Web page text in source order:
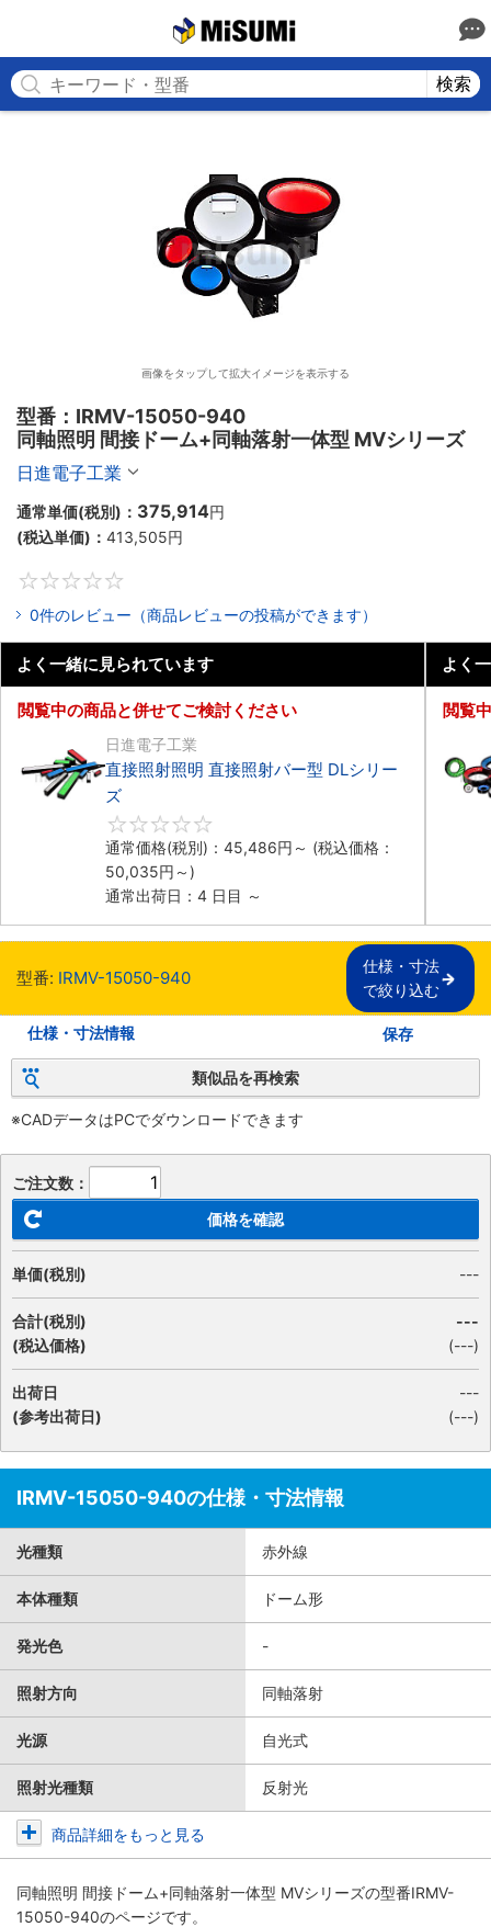
検索
画像をタップして拡大イメージを表示する
型番：IRMV-15050-940
同軸照明 間接ドーム+同軸落射一体型 MVシリーズ
日進電子工業
通常単価(税別)： 375,914円
(税込単価)： 413,505円
0件のレビュー（商品レビューの投稿ができます）
よく一緒に見られています
閲覧中の商品と併せてご検討ください
日進電子工業
直接照射照明 直接照射バー型 DLシリー
ズ
通常価格(税別)： 45,486円 ～ (税込価格：
50,035円 ～)
通常出荷日：4 日目 ～
よく
閲覧
型番: IRMV-15050-940
仕様・寸法
で絞り込む
仕様・寸法情報 保存
類似品を再検索
※CADデータはPCでダウンロードできます
ご注文数：
価格を確認
単価(税別) ---
合計(税別)
(税込価格)
---
(---)
出荷日
(参考出荷日)
---
(---)
IRMV-15050-940の仕様・寸法情報
光種類 赤外線
本体種類 ドーム形
発光色 -
照射方向 同軸落射
光源 自光式
照射光種類 反射光
商品詳細をもっと見る
同軸照明 間接ドーム+同軸落射一体型 MVシリーズの型番IRMV-
15050-940のページです。